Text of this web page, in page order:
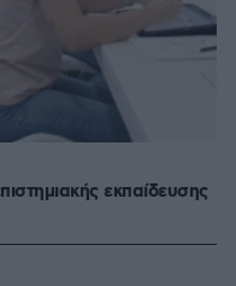
εκπαίδευσης